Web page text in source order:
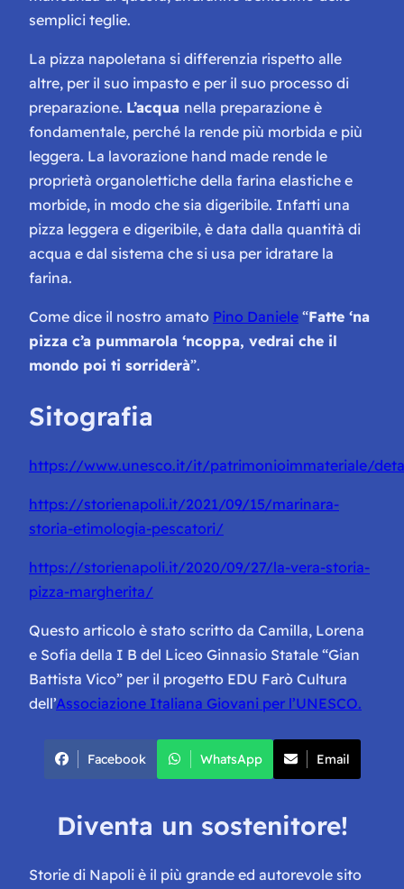
semplici teglie.
La pizza napoletana si differenzia rispetto alle
altre, per il suo impasto e per il suo processo di
preparazione. L’acqua nella preparazione è
fondamentale, perché la rende più morbida e più
leggera. La lavorazione hand made rende le
proprietà organolettiche della farina elastiche e
morbide, in modo che sia digeribile. Infatti una
pizza leggera e digeribile, è data dalla quantità di
acqua e dal sistema che si usa per idratare la
farina.
Come dice il nostro amato Pino Daniele “Fatte ‘na
pizza c’a pummarola ‘ncoppa, vedrai che il
mondo poi ti sorriderà”.
Sitografia
https://www.unesco.it/it/patrimonioimmateriale/
https://storienapoli.it/2021/09/15/marinara-
storia-etimologia-pescatori/
https://storienapoli.it/2020/09/27/la-vera-storia-
pizza-margherita/
Questo articolo è stato scritto da Camilla, Lorena
e Sofia della I B del Liceo Ginnasio Statale “Gian
Battista Vico” per il progetto EDU Farò Cultura
dell’Associazione Italiana Giovani per l’UNESCO.
Facebook WhatsApp Email
Diventa un sostenitore!
Storie di Napoli è il più grande ed autorevole sito